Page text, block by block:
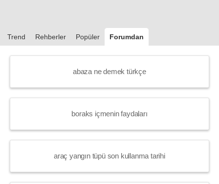
Trend Rehberler Popüler Forumdan
abaza ne demek türkçe
boraks içmenin faydaları
araç yangın tüpü son kullanma tarihi